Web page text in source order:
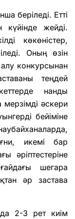
беріледі. Етті
күйінде жейді.
көкөністер,
Оның өзін
конкурсынан
теңдей
нанды
мерзімді әскери
бейіміне
икемі бар
әріптестеріне
шегара
әр застава
2-3 рет киім